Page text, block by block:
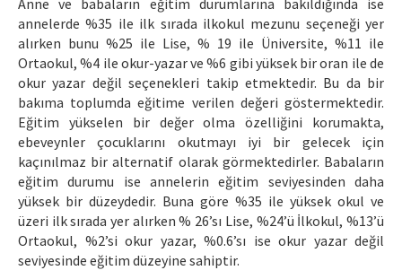
Anne ve babaların eğitim durumlarına bakıldığında ise
annelerde %35 ile ilk sırada ilkokul mezunu seçeneği yer
alırken bunu %25 ile Lise, % 19 ile Üniversite, %11 ile
Ortaokul, %4 ile okur-yazar ve %6 gibi yüksek bir oran ile de
okur yazar değil seçenekleri takip etmektedir. Bu da bir
bakıma toplumda eğitime verilen değeri göstermektedir.
Eğitim yükselen bir değer olma özelliğini korumakta,
ebeveynler çocuklarını okutmayı iyi bir gelecek için
kaçınılmaz bir alternatif olarak görmektedirler. Babaların
eğitim durumu ise annelerin eğitim seviyesinden daha
yüksek bir düzeydedir. Buna göre %35 ile yüksek okul ve
üzeri ilk sırada yer alırken % 26’sı Lise, %24’ü İlkokul, %13’ü
Ortaokul, %2’si okur yazar, %0.6’sı ise okur yazar değil
seviyesinde eğitim düzeyine sahiptir.